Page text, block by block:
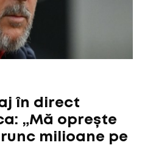
în direct
„Mă oprește
milioane pe